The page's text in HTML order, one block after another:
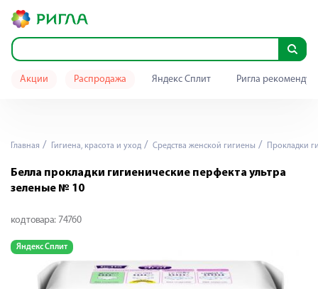
Акции Распродажа Яндекс Сплит Ригла
Главная Гигиена, красота и уход Средства женской гигиены Прокладки
Белла прокладки гигиенические перфекта ультра
зеленые № 10
код товара: 74760
Яндекс Сплит